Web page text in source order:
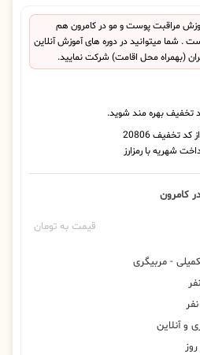
مراقبت پوست و مو در کامرون هم
. شما میتوانید در دوره های آموزش آنلاین
(بهمراه محل اقامت) شرکت نمایید.
کامرون
قیمت به تومان
- مربیگری
و آنلاین